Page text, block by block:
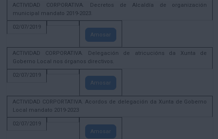
ACTIVIDAD CORPORATIVA. Decretos de Alcaldía de organización
municipal mandato 2019-2023.
02/07/2019
Amosar
ACTIVIDAD CORPORATIVA. Delegación de atricucións da Xunta de
Goberno Local nos órganos directivos.
02/07/2019
Amosar
ACTIVIDAD CORPORTATIVA. Acordos de delegación da Xunta de Goberno
Local mandato 2019-2023
02/07/2019
Amosar